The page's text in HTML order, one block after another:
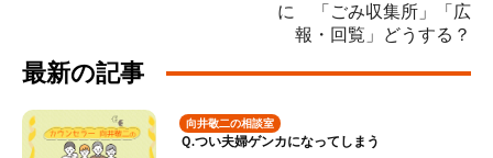
に 「ごみ収集所」「広
報・回覧」どうする？
最新の記事
向井敬二の相談室
Ｑ.つい夫婦ゲンカになってしまう